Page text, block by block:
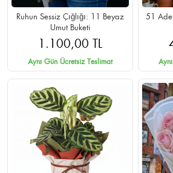
Ruhun Sessiz Çığlığı: 11 Beyaz
Umut Buketi
1.100,00 TL
Aynı Gün Ücretsiz Teslimat
51